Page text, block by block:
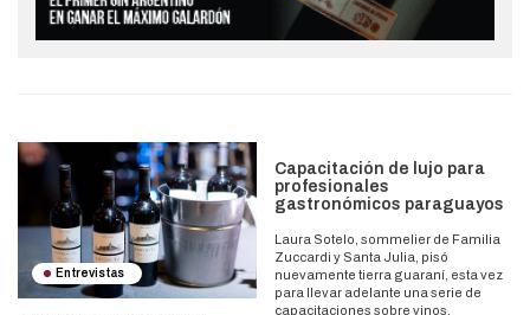
Entrevistas
Capacitación de lujo para
profesionales
gastronómicos paraguayos
Laura Sotelo, sommelier de Familia
Zuccardi y Santa Julia, pisó
nuevamente tierra guaraní, esta vez
para llevar adelante una serie de
capacitaciones sobre vinos.